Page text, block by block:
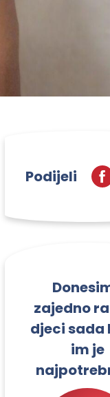
Podijeli
zajedno
djeci sada
im je